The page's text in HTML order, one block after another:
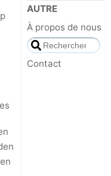
AUTRE
À propos de nous
Contact